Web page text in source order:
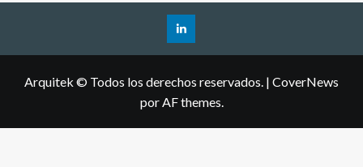
Arquitek © Todos los derechos reservados. | CoverNews
por AF themes.